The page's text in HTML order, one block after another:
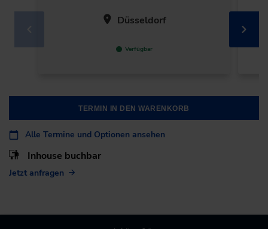
Düsseldorf
Verfügbar
TERMIN IN DEN WARENKORB
Alle Termine und Optionen ansehen
Inhouse buchbar
Jetzt anfragen